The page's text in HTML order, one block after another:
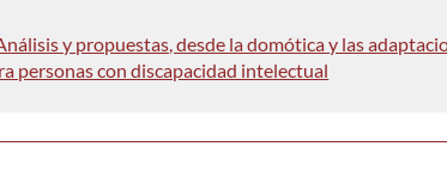
y propuestas, desde la domótica y las
personas con discapacidad intelectual